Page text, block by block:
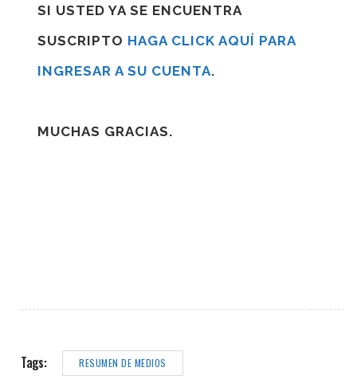
SI USTED YA SE ENCUENTRA
SUSCRIPTO HAGA CLICK AQUÍ PARA
INGRESAR A SU CUENTA.
MUCHAS GRACIAS.
Tags: RESUMEN DE MEDIOS